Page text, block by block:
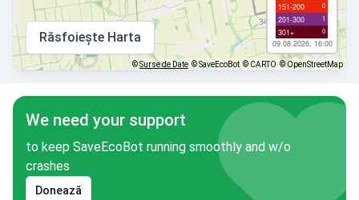
151-200 0
201-300 1
301+ 0
09.08.2026, 16:00
Răsfoiește Harta
©Surse de Date © SaveEcoBot © CARTO © OpenStreetMap
We need your support
to keep SaveEcoBot running smoothly and w/o
crashes
Donează